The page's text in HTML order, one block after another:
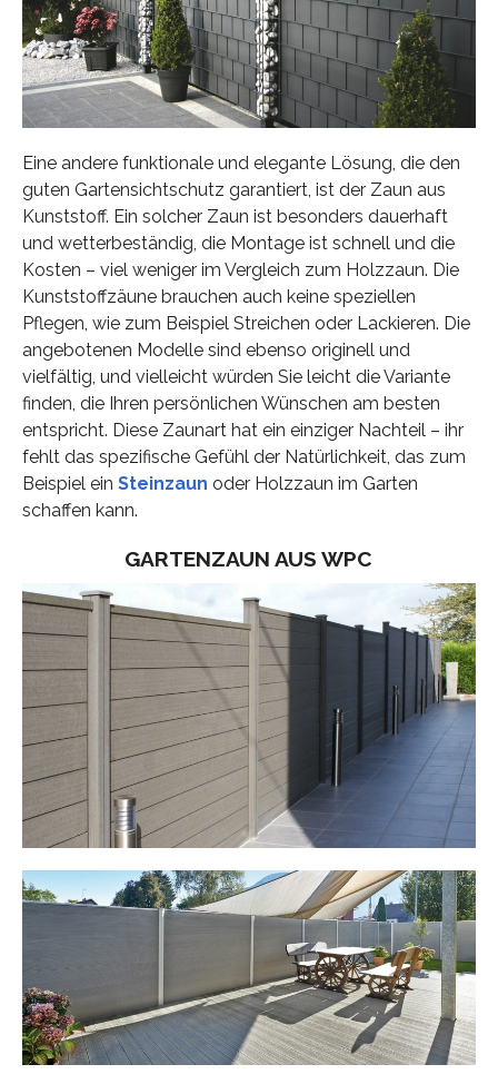
Eine andere funktionale und elegante Lösung, die den
guten Gartensichtschutz garantiert, ist der Zaun aus
Kunststoff. Ein solcher Zaun ist besonders dauerhaft
und wetterbeständig, die Montage ist schnell und die
Kosten – viel weniger im Vergleich zum Holzzaun. Die
Kunststoffzäune brauchen auch keine speziellen
Pflegen, wie zum Beispiel Streichen oder Lackieren. Die
angebotenen Modelle sind ebenso originell und
vielfältig, und vielleicht würden Sie leicht die Variante
finden, die Ihren persönlichen Wünschen am besten
entspricht. Diese Zaunart hat ein einziger Nachteil – ihr
fehlt das spezifische Gefühl der Natürlichkeit, das zum
Beispiel ein Steinzaun oder Holzzaun im Garten
schaffen kann.
GARTENZAUN AUS WPC